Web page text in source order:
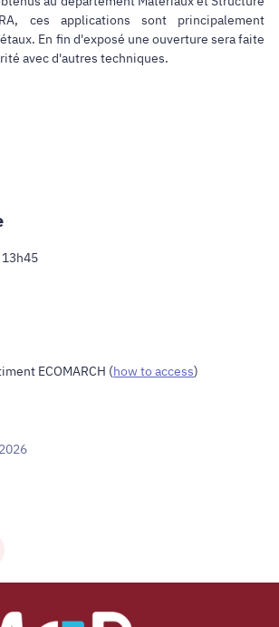
ces applications sont principalement
En fin d'exposé une ouverture sera faite
avec d'autres techniques.
ECOMARCH (how to access)